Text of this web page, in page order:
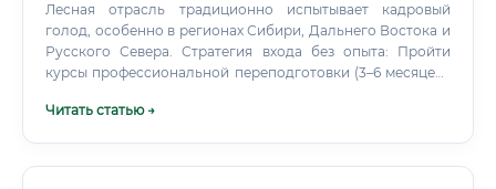
Лесная отрасль традиционно испытывает кадровый
голод, особенно в регионах Сибири, Дальнего Востока и
Русского Севера. Стратегия входа без опыта: Пройти
курсы профессиональной переподготовки (3–6 месяцев);
удостоверение категории B; Направить резюме в
Читать статью →